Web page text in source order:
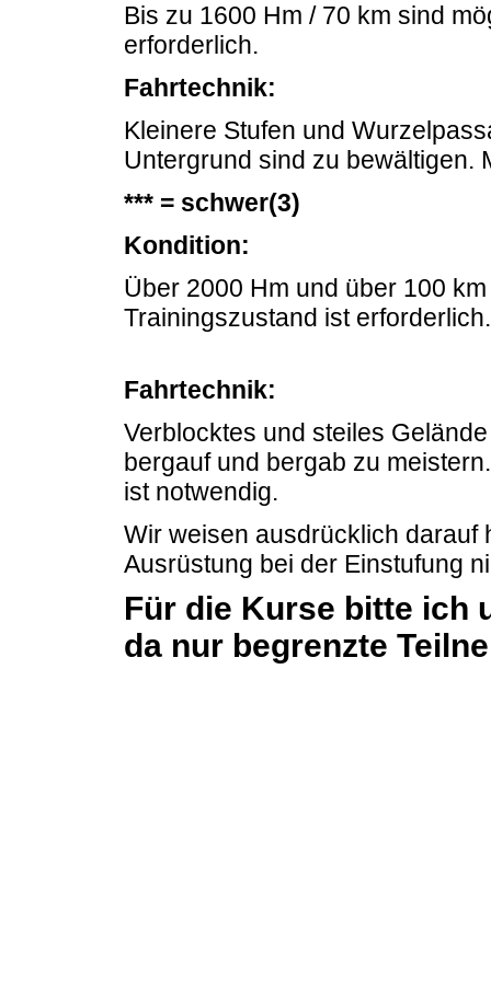
Bis zu 1600 Hm / 70 km sind
erforderlich.
Fahrtechnik:
Kleinere Stufen und
Untergrund sind zu bewältigen.
*** = schwer(3)
Kondition:
Über 2000 Hm und über 100
Trainingszustand ist erforderlich.
Fahrtechnik:
Verblocktes und steiles
bergauf und bergab zu
ist notwendig.
Wir weisen ausdrücklich darauf
Ausrüstung bei der Einstufung
Für die Kurse bitte ich
da nur begrenzte